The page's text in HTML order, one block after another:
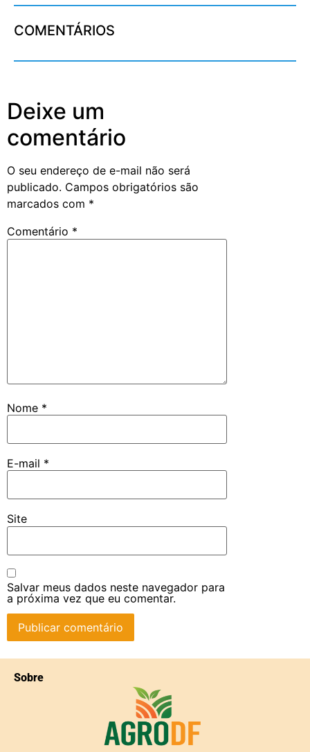
COMENTÁRIOS
Deixe um
comentário
O seu endereço de e-mail não será
publicado. Campos obrigatórios são
marcados com *
Comentário *
Nome *
E-mail *
Site
Salvar meus dados neste navegador para
a próxima vez que eu comentar.
Sobre